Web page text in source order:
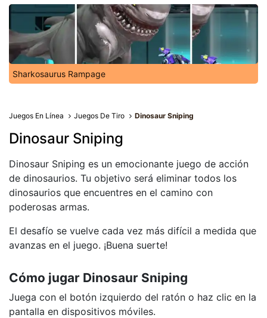
Sharkosaurus Rampage
Juegos En Línea Juegos De Tiro Dinosaur Sniping
Dinosaur Sniping
Dinosaur Sniping es un emocionante juego de acción
de dinosaurios. Tu objetivo será eliminar todos los
dinosaurios que encuentres en el camino con
poderosas armas.
El desafío se vuelve cada vez más difícil a medida que
avanzas en el juego. ¡Buena suerte!
Cómo jugar Dinosaur Sniping
Juega con el botón izquierdo del ratón o haz clic en la
pantalla en dispositivos móviles.